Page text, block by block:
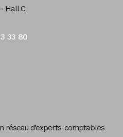
Hall C
33 80
réseau d’experts-comptables